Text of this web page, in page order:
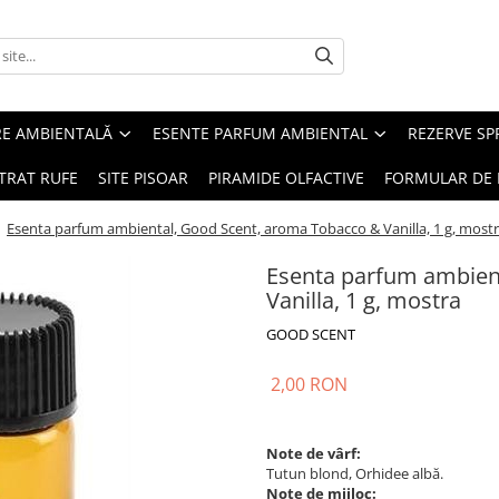
AMBIENTALĂ ESENTE PARFUM AMBIENTAL REZERVE
RUFE SITE PISOAR PIRAMIDE OLFACTIVE FORMULAR DE
Esenta parfum ambiental, Good Scent, aroma Tobacco & Vanilla, 1 g,
Esenta parfum
Vanilla, 1 g, mostra
GOOD SCENT
2,00 RON
Note de vârf:
Tutun blond, Orhidee albă.
Note de mijloc: